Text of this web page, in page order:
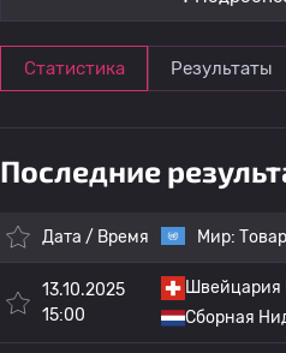
Статистика Результаты
Последние
Дата / Время Мир:
13.10.2025
15:00
Швейцария
Сборная